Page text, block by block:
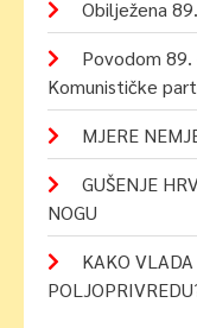
Obilježena
Povodom 89.
Komunističke
MJERE
GUŠENJE
NOGU
KAKO